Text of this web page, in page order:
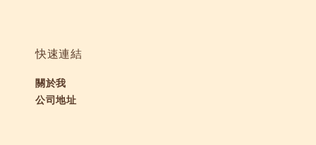
快速連結
關於我
公司地址